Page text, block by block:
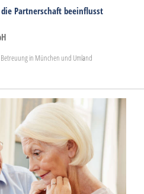
Partnerschaft beeinflusst
in München und Umland